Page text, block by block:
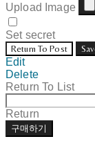
Upload Image
Set secret
Return To Post
Edit
Delete
Return To List
Return
구매하기